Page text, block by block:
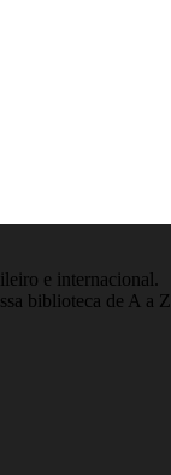
e internacional.
biblioteca de A a Z